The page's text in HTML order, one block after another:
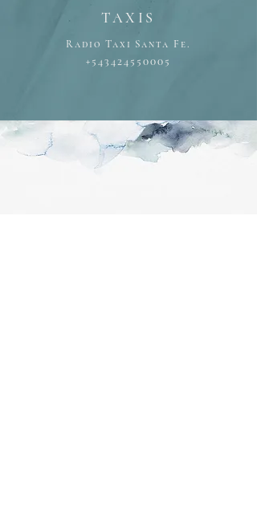
TAXIS
Radio Taxi Santa Fe.
+543424550005